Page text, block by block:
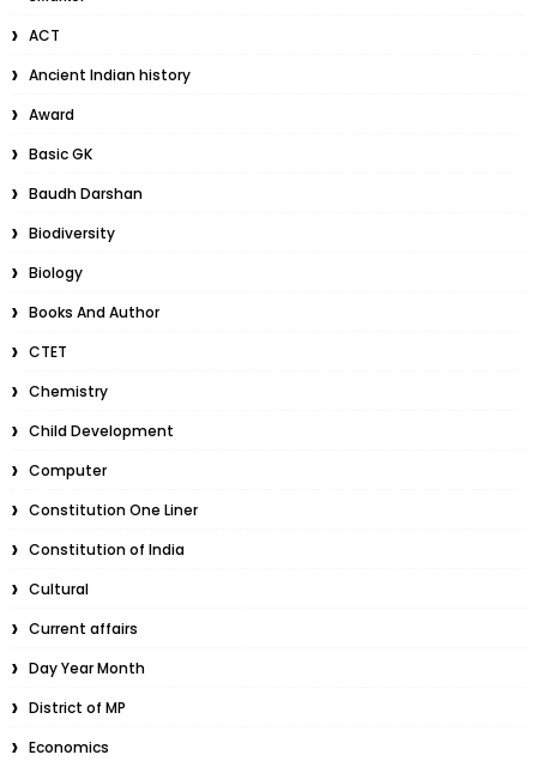
ACT
Ancient Indian history
Award
Basic GK
Baudh Darshan
Biodiversity
Biology
Books And Author
CTET
Chemistry
Child Development
Computer
Constitution One Liner
Constitution of India
Cultural
Current affairs
Day Year Month
District of MP
Economics